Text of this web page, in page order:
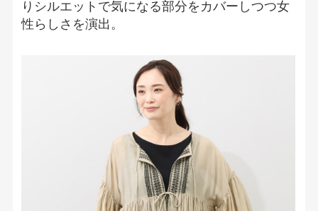
りシルエットで気になる部分をカバーしつつ女
性らしさを演出。